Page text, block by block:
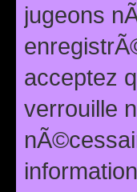
jugeons
acceptez
verrouille